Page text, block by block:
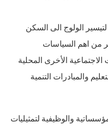
الولوج الى السكن
من اهم السياسات
الأخرى المحلية
والمبادرات التنمية
والوظيفية لتمثيليات